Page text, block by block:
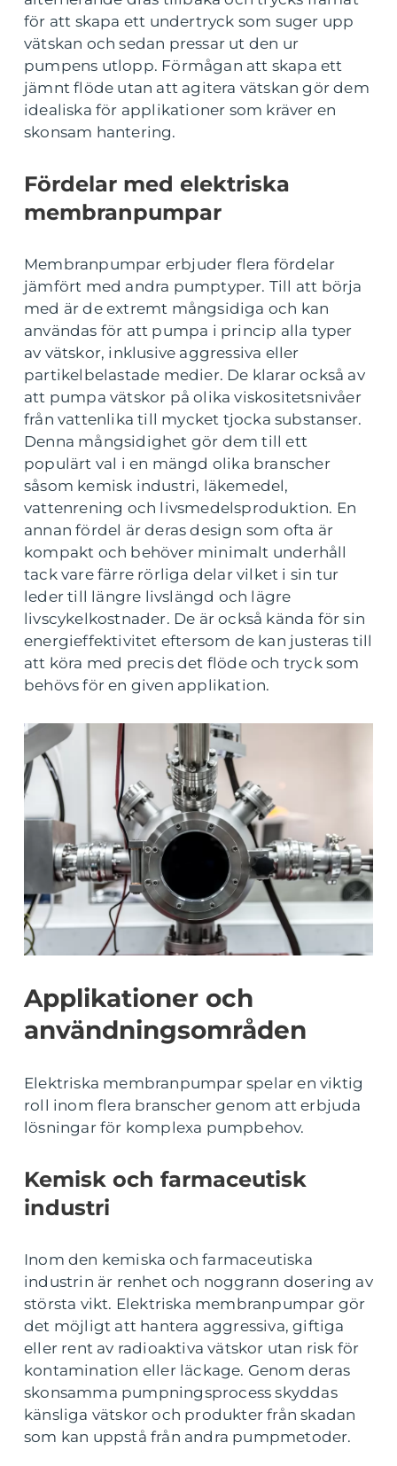
för att skapa ett undertryck som suger upp
vätskan och sedan pressar ut den ur
pumpens utlopp. Förmågan att skapa ett
jämnt flöde utan att agitera vätskan gör dem
idealiska för applikationer som kräver en
skonsam hantering.
Fördelar med elektriska
membranpumpar
Membranpumpar erbjuder flera fördelar
jämfört med andra pumptyper. Till att börja
med är de extremt mångsidiga och kan
användas för att pumpa i princip alla typer
av vätskor, inklusive aggressiva eller
partikelbelastade medier. De klarar också av
att pumpa vätskor på olika viskositetsnivåer
från vattenlika till mycket tjocka substanser.
Denna mångsidighet gör dem till ett
populärt val i en mängd olika branscher
såsom kemisk industri, läkemedel,
vattenrening och livsmedelsproduktion. En
annan fördel är deras design som ofta är
kompakt och behöver minimalt underhåll
tack vare färre rörliga delar vilket i sin tur
leder till längre livslängd och lägre
livscykelkostnader. De är också kända för sin
energieffektivitet eftersom de kan justeras till
att köra med precis det flöde och tryck som
behövs för en given applikation.
Applikationer och
användningsområden
Elektriska membranpumpar spelar en viktig
roll inom flera branscher genom att erbjuda
lösningar för komplexa pumpbehov.
Kemisk och farmaceutisk
industri
Inom den kemiska och farmaceutiska
industrin är renhet och noggrann dosering av
största vikt. Elektriska membranpumpar gör
det möjligt att hantera aggressiva, giftiga
eller rent av radioaktiva vätskor utan risk för
kontamination eller läckage. Genom deras
skonsamma pumpningsprocess skyddas
känsliga vätskor och produkter från skadan
som kan uppstå från andra pumpmetoder.